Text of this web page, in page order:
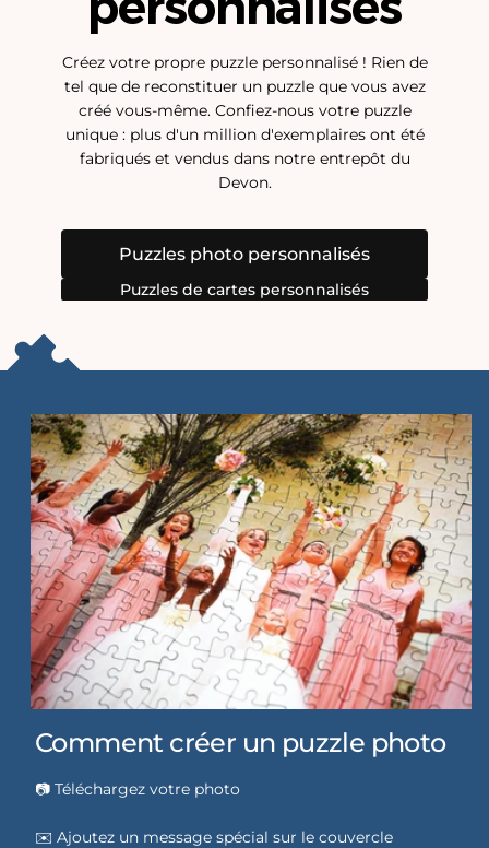
Créez votre propre puzzle personnalisé ! Rien de
tel que de reconstituer un puzzle que vous avez
créé vous-même. Confiez-nous votre puzzle
unique : plus d'un million d'exemplaires ont été
fabriqués et vendus dans notre entrepôt du
Devon.
Puzzles photo personnalisés
Puzzles de cartes personnalisés
Comment créer un puzzle photo
📷 Téléchargez votre photo
✉️ Ajoutez un message spécial sur le couvercle